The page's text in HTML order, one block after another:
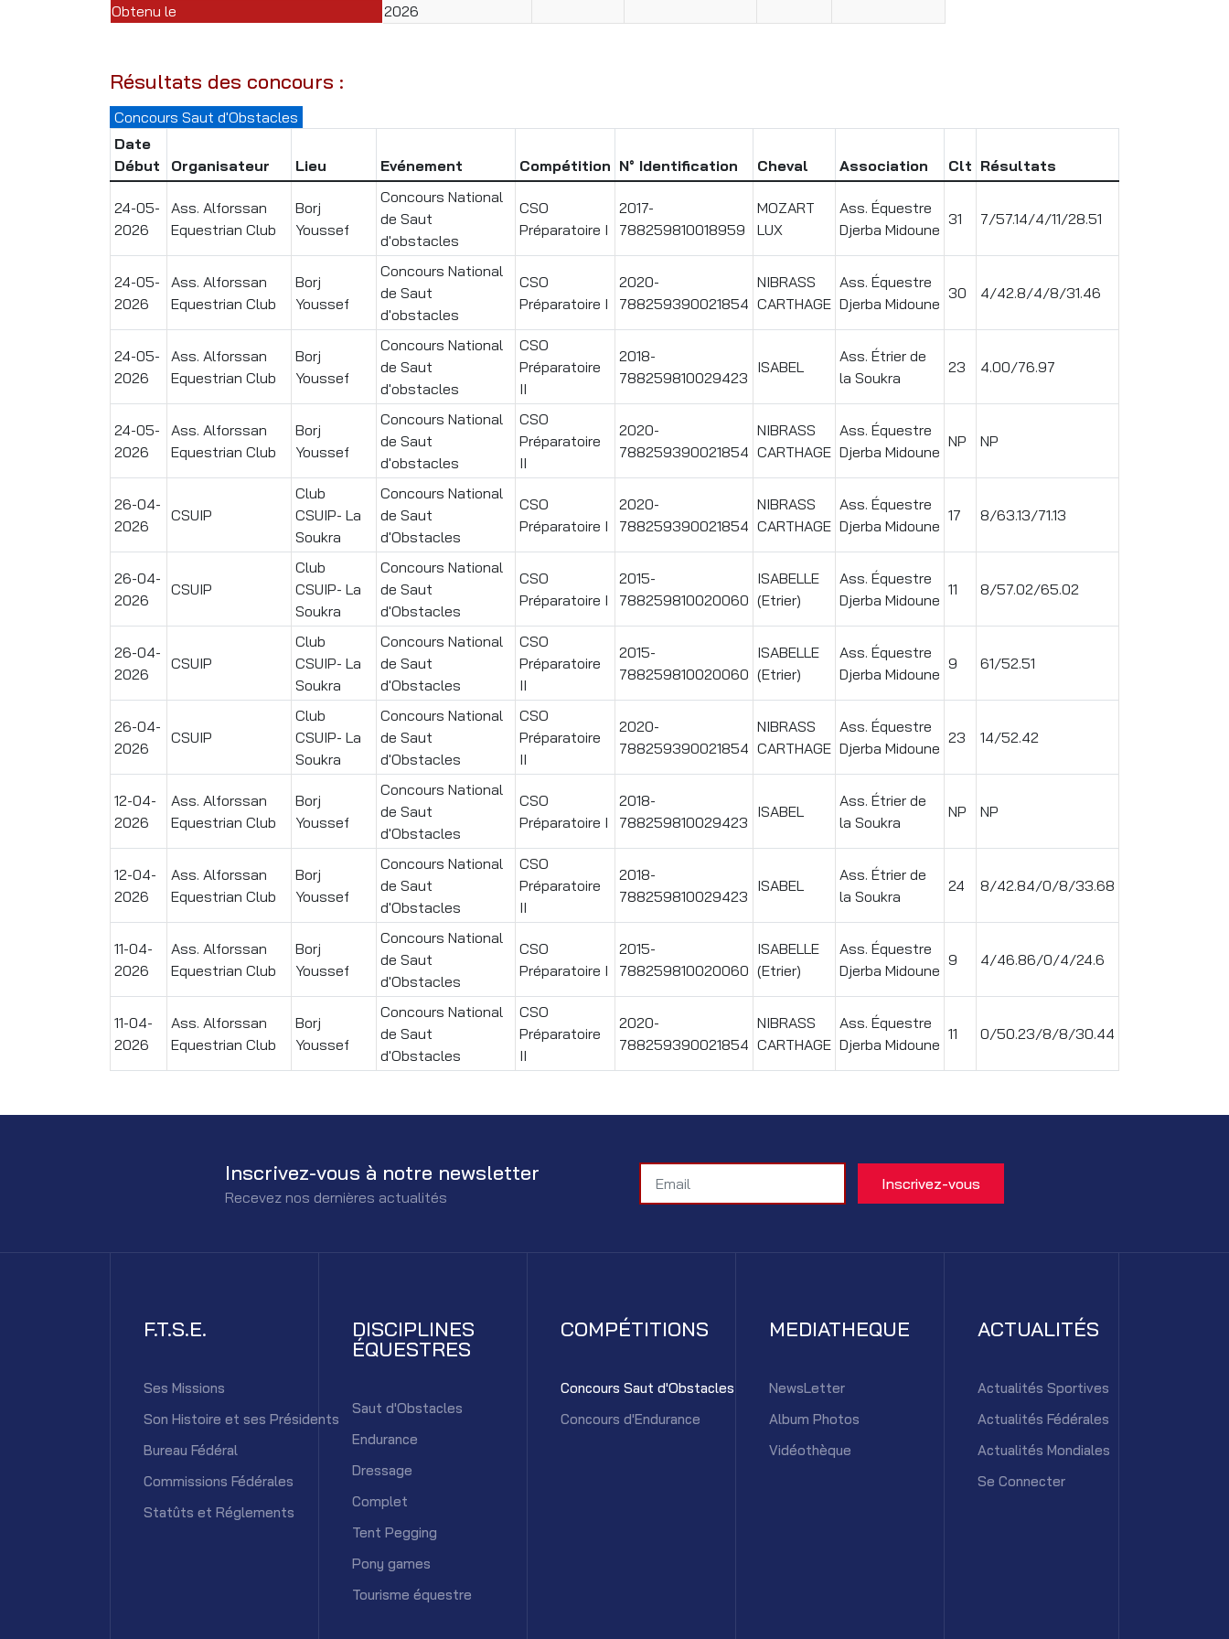
Obtenu le
2026
Résultats des concours :
Concours Saut d'Obstacles
Date
Début
Organisateur Lieu Evénement Compétition N° Identification Cheval Association Clt Résultats
24-05-
2026
Ass. Alforssan
Equestrian Club
Borj
Youssef
Concours National
de Saut
d'obstacles
CSO
Préparatoire I
2017-
788259810018959
MOZART
LUX
Ass. Équestre
Djerba Midoune
31 7/57.14/4/11/28.51
24-05-
2026
Ass. Alforssan
Equestrian Club
Borj
Youssef
Concours National
de Saut
d'obstacles
CSO
Préparatoire I
2020-
788259390021854
NIBRASS
CARTHAGE
Ass. Équestre
Djerba Midoune
30 4/42.8/4/8/31.46
24-05-
2026
Ass. Alforssan
Equestrian Club
Borj
Youssef
Concours National
de Saut
d'obstacles
CSO
Préparatoire
II
2018-
788259810029423
ISABEL
Ass. Étrier de
la Soukra
23 4.00/76.97
24-05-
2026
Ass. Alforssan
Equestrian Club
Borj
Youssef
Concours National
de Saut
d'obstacles
CSO
Préparatoire
II
2020-
788259390021854
NIBRASS
CARTHAGE
Ass. Équestre
Djerba Midoune
NP NP
26-04-
2026
CSUIP
Club
CSUIP- La
Soukra
Concours National
de Saut
d'Obstacles
CSO
Préparatoire I
2020-
788259390021854
NIBRASS
CARTHAGE
Ass. Équestre
Djerba Midoune
17 8/63.13/71.13
26-04-
2026
CSUIP
Club
CSUIP- La
Soukra
Concours National
de Saut
d'Obstacles
CSO
Préparatoire I
2015-
788259810020060
ISABELLE
(Etrier)
Ass. Équestre
Djerba Midoune
11 8/57.02/65.02
26-04-
2026
CSUIP
Club
CSUIP- La
Soukra
Concours National
de Saut
d'Obstacles
CSO
Préparatoire
II
2015-
788259810020060
ISABELLE
(Etrier)
Ass. Équestre
Djerba Midoune
9 61/52.51
26-04-
2026
CSUIP
Club
CSUIP- La
Soukra
Concours National
de Saut
d'Obstacles
CSO
Préparatoire
II
2020-
788259390021854
NIBRASS
CARTHAGE
Ass. Équestre
Djerba Midoune
23 14/52.42
12-04-
2026
Ass. Alforssan
Equestrian Club
Borj
Youssef
Concours National
de Saut
d'Obstacles
CSO
Préparatoire I
2018-
788259810029423
ISABEL
Ass. Étrier de
la Soukra
NP NP
12-04-
2026
Ass. Alforssan
Equestrian Club
Borj
Youssef
Concours National
de Saut
d'Obstacles
CSO
Préparatoire
II
2018-
788259810029423
ISABEL
Ass. Étrier de
la Soukra
24 8/42.84/0/8/33.68
11-04-
2026
Ass. Alforssan
Equestrian Club
Borj
Youssef
Concours National
de Saut
d'Obstacles
CSO
Préparatoire I
2015-
788259810020060
ISABELLE
(Etrier)
Ass. Équestre
Djerba Midoune
9 4/46.86/0/4/24.6
11-04-
2026
Ass. Alforssan
Equestrian Club
Borj
Youssef
Concours National
de Saut
d'Obstacles
CSO
Préparatoire
II
2020-
788259390021854
NIBRASS
CARTHAGE
Ass. Équestre
Djerba Midoune
11 0/50.23/8/8/30.44
Inscrivez-vous à notre newsletter
Recevez nos dernières actualités
F.T.S.E.
Ses Missions
Son Histoire et ses Présidents
Bureau Fédéral
Commissions Fédérales
Statûts et Réglements
DISCIPLINES
ÉQUESTRES
Saut d'Obstacles
Endurance
Dressage
Complet
Tent Pegging
Pony games
Tourisme équestre
COMPÉTITIONS
Concours Saut d'Obstacles
Concours d'Endurance
MEDIATHEQUE
NewsLetter
Album Photos
Vidéothèque
ACTUALITÉS
Actualités Sportives
Actualités Fédérales
Actualités Mondiales
Se Connecter